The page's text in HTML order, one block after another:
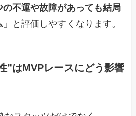
の不運や故障があっても結局
と評価しやすくなります。
”はMVPレースにどう影響